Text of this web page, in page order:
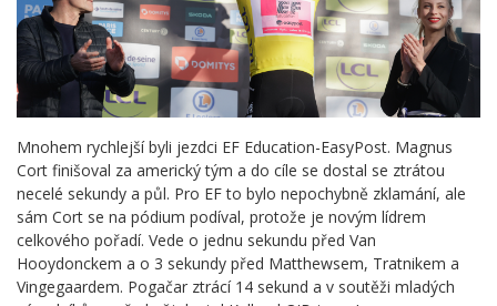
Mnohem rychlejší byli jezdci EF Education-EasyPost. Magnus
Cort finišoval za americký tým a do cíle se dostal se ztrátou
necelé sekundy a půl. Pro EF to bylo nepochybně zklamání, ale
sám Cort se na pódium podíval, protože je novým lídrem
celkového pořadí. Vede o jednu sekundu před Van
Hooydonckem a o 3 sekundy před Matthewsem, Tratnikem a
Vingegaardem. Pogačar ztrácí 14 sekund a v soutěži mladých